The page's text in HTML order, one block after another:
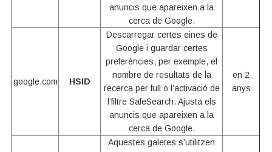
anuncis que apareixen a la
cerca de Google.
google.com HSID
Descarregar certes eines de
Google i guardar certes
preferències, per exemple, el
nombre de resultats de la
recerca per full o l’activació de
l’filtre SafeSearch. Ajusta els
anuncis que apareixen a la
cerca de Google.
en 2
anys
Aquestes galetes s’utilitzen